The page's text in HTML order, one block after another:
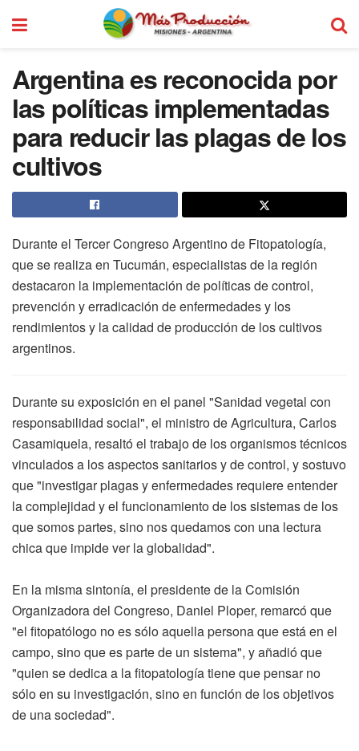
Argentina es reconocida por
las políticas implementadas
para reducir las plagas de los
cultivos
Durante el Tercer Congreso Argentino de Fitopatología,
que se realiza en Tucumán, especialistas de la región
destacaron la implementación de políticas de control,
prevención y erradicación de enfermedades y los
rendimientos y la calidad de producción de los cultivos
argentinos.
Durante su exposición en el panel "Sanidad vegetal con
responsabilidad social", el ministro de Agricultura, Carlos
Casamiquela, resaltó el trabajo de los organismos técnicos
vinculados a los aspectos sanitarios y de control, y sostuvo
que "investigar plagas y enfermedades requiere entender
la complejidad y el funcionamiento de los sistemas de los
que somos partes, sino nos quedamos con una lectura
chica que impide ver la globalidad".
En la misma sintonía, el presidente de la Comisión
Organizadora del Congreso, Daniel Ploper, remarcó que
"el fitopatólogo no es sólo aquella persona que está en el
campo, sino que es parte de un sistema", y añadió que
"quien se dedica a la fitopatología tiene que pensar no
sólo en su investigación, sino en función de los objetivos
de una sociedad".